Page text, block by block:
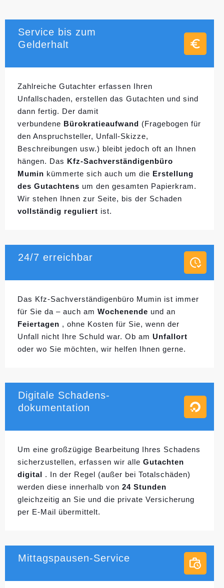
Service bis zum
Gelderhalt
Zahlreiche Gutachter erfassen Ihren
Unfallschaden, erstellen das Gutachten und sind
dann fertig. Der damit
verbundene Bürokratieaufwand (Fragebogen für
den Anspruchsteller, Unfall-Skizze,
Beschreibungen usw.) bleibt jedoch oft an Ihnen
hängen. Das Kfz-Sachverständigenbüro
Mumin kümmerte sich auch um die Erstellung
des Gutachtens um den gesamten Papierkram.
Wir stehen Ihnen zur Seite, bis der Schaden
vollständig reguliert ist.
24/7 erreichbar
Das Kfz-Sachverständigenbüro Mumin ist immer
für Sie da – auch am Wochenende und an
Feiertagen , ohne Kosten für Sie, wenn der
Unfall nicht Ihre Schuld war. Ob am Unfallort
oder wo Sie möchten, wir helfen Ihnen gerne.
Digitale Schadens-
dokumentation
Um eine großzügige Bearbeitung Ihres Schadens
sicherzustellen, erfassen wir alle Gutachten
digital . In der Regel (außer bei Totalschäden)
werden diese innerhalb von 24 Stunden
gleichzeitig an Sie und die private Versicherung
per E-Mail übermittelt.
Mittagspausen-Service